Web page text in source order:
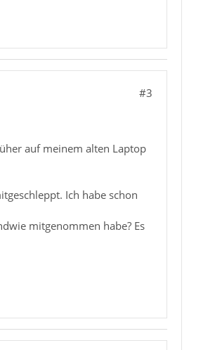
#3
auf meinem alten Laptop
Ich habe schon
mitgenommen habe? Es